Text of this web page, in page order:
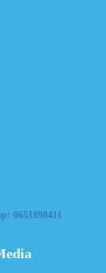
0651898411